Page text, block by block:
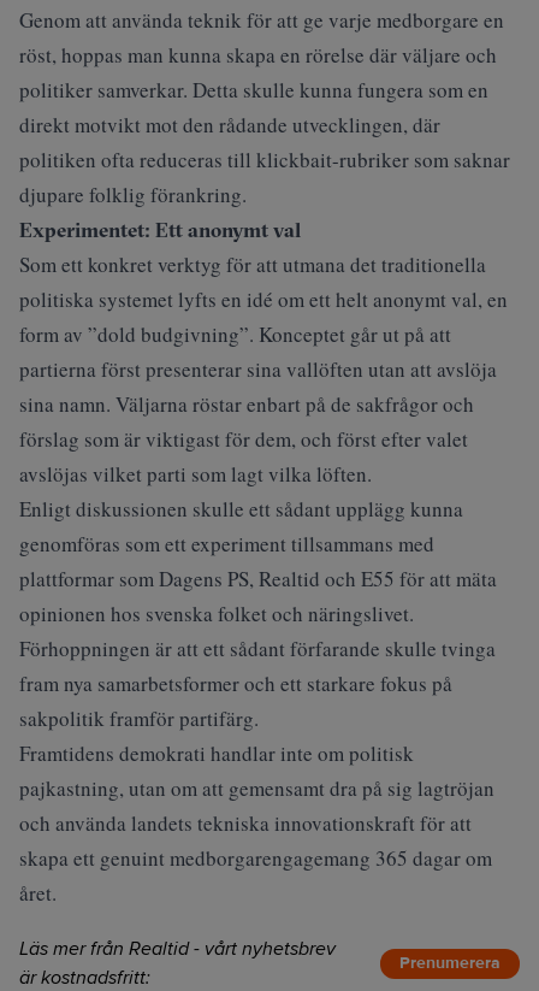
Genom att använda teknik för att ge varje medborgare en
röst, hoppas man kunna skapa en rörelse där väljare och
politiker samverkar. Detta skulle kunna fungera som en
direkt motvikt mot den rådande utvecklingen, där
politiken ofta reduceras till klickbait-rubriker som saknar
djupare folklig förankring.
Experimentet: Ett anonymt val
Som ett konkret verktyg för att utmana det traditionella
politiska systemet lyfts en idé om ett helt anonymt val, en
form av ”dold budgivning”. Konceptet går ut på att
partierna först presenterar sina vallöften utan att avslöja
sina namn. Väljarna röstar enbart på de sakfrågor och
förslag som är viktigast för dem, och först efter valet
avslöjas vilket parti som lagt vilka löften.
Enligt diskussionen skulle ett sådant upplägg kunna
genomföras som ett experiment tillsammans med
plattformar som Dagens PS, Realtid och E55 för att mäta
opinionen hos svenska folket och näringslivet.
Förhoppningen är att ett sådant förfarande skulle tvinga
fram nya samarbetsformer och ett starkare fokus på
sakpolitik framför partifärg.
Framtidens demokrati handlar inte om politisk
pajkastning, utan om att gemensamt dra på sig lagtröjan
och använda landets tekniska innovationskraft för att
skapa ett genuint medborgarengagemang 365 dagar om
året.
Läs mer från Realtid - vårt nyhetsbrev
är kostnadsfritt:
Prenumerera